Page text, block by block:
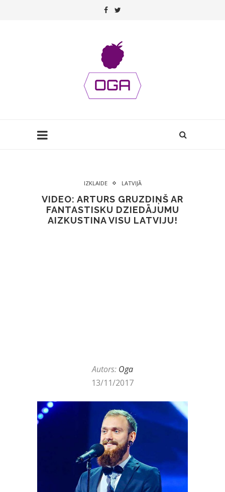
IZKLAIDE LATVIJĀ
VIDEO: ARTURS GRUZDIŅŠ AR
FANTASTISKU DZIEDĀJUMU
AIZKUSTINA VISU LATVIJU!
Autors: Oga
13/11/2017